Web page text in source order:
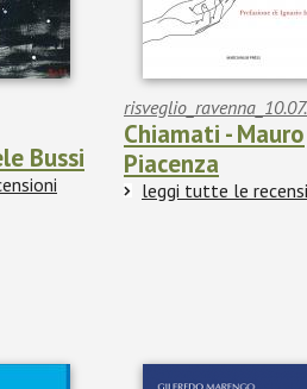
Bussi
Chiamati - Mauro
Piacenza
leggi tutte le